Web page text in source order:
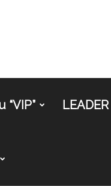
“VIP” LEADER